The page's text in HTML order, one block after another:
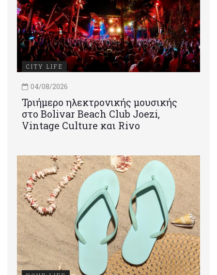
CITY LIFE
04/08/2026
Τριήμερο ηλεκτρονικής μουσικής
στο Bolivar Beach Club Joezi,
Vintage Culture και Rivo